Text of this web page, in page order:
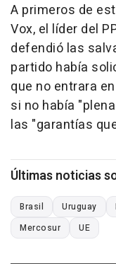
A primeros de
Vox, el líder del
defendió las
partido había
que no entrara
si no había
las "garantías
Últimas noticias
Brasil Uruguay
Mercosur
UE